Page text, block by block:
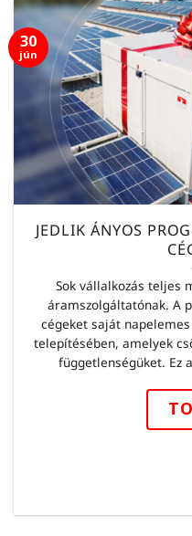
JEDLIK ÁNYOS
Sok vállalkozás teljes
áramszolgáltatónak. A
cégeket saját
telepítésében, amelyek
függetlenségüket. Ez
30
jún